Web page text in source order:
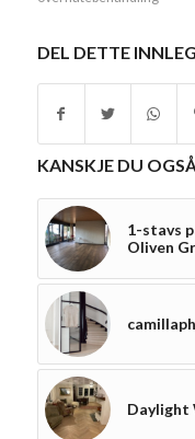
DEL DETTE
KANSKJE DU
1-stavs
Oliven
Daylight